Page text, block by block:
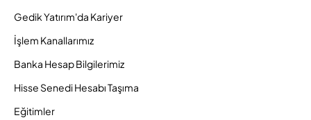
Gedik Yatırım'da Kariyer
İşlem Kanallarımız
Banka Hesap Bilgilerimiz
Hisse Senedi Hesabı Taşıma
Eğitimler